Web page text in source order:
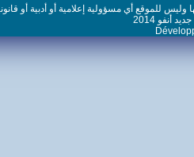
للموقع أي مسؤولية إعلامية أو أدبية أو قانونية
2014